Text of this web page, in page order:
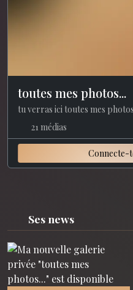
toutes mes photos...
tu verras ici toutes mes
21 médias
Connecte-
Ses news